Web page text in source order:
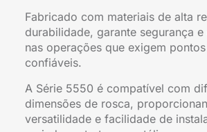
Fabricado com materiais de alta
durabilidade, garante segurança e
nas operações que exigem
confiáveis.
A Série 5550 é compatível com
dimensões de rosca,
versatilidade e facilidade de